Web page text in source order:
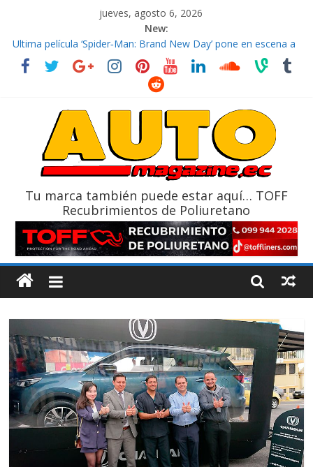
jueves, agosto 6, 2026
New:
El costo de tener un vehículo gana protagonismo a la hora de
decidir
Ultima película ‘Spider‑Man: Brand New Day’ pone en escena a
La Vuelta al Ecuador 2026, edición 47ª, recorre 7 provincias en 8
La FEDAK recibe 12 Sinotruk Bolden para cubrir las rutas de La
Tu marca también puede estar aquí… TOFF
Recubrimientos de Poliuretano